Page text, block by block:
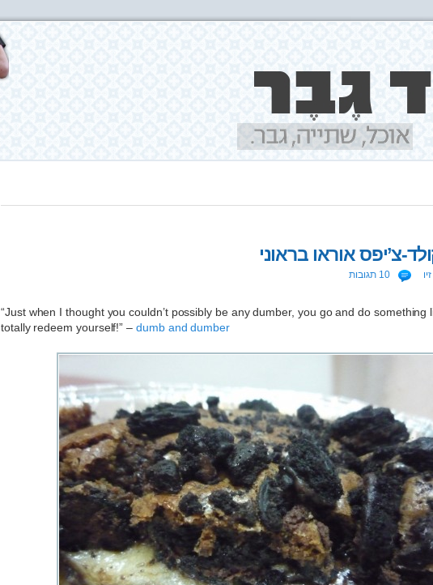
צ’יפס אוראו בראוני
זיו 10 תגובות
“Just when I thought you couldn’t possibly be any dumber, you go and do
totally redeem yourself!” –dumb and dumber